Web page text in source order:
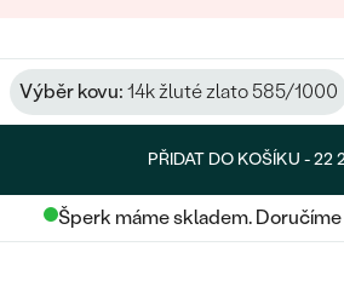
Výběr kovu: 14k žluté zlato 585/1000
PŘIDAT DO KOŠÍKU -22
Šperk máme skladem. Doručíme